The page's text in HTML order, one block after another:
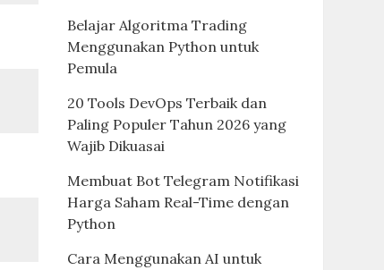
Belajar Algoritma Trading
Menggunakan Python untuk
Pemula
20 Tools DevOps Terbaik dan
Paling Populer Tahun 2026 yang
Wajib Dikuasai
Membuat Bot Telegram Notifikasi
Harga Saham Real-Time dengan
Python
Cara Menggunakan AI untuk